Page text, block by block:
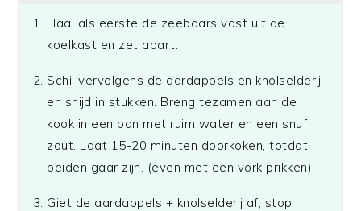
Haal als eerste de zeebaars vast uit de
koelkast en zet apart.
Schil vervolgens de aardappels en knolselderij
en snijd in stukken. Breng tezamen aan de
kook in een pan met ruim water en een snuf
zout. Laat 15-20 minuten doorkoken, totdat
beiden gaar zijn. (even met een vork prikken).
Giet de aardappels + knolselderij af, stop